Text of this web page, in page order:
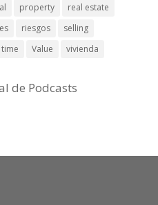
property
real estate
riesgos
selling
time Value vivienda
de Podcasts